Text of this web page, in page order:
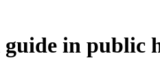
in public